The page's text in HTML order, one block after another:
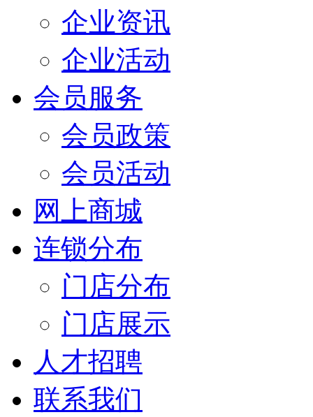
企业资讯
企业活动
会员服务
会员政策
会员活动
网上商城
连锁分布
门店分布
门店展示
人才招聘
联系我们